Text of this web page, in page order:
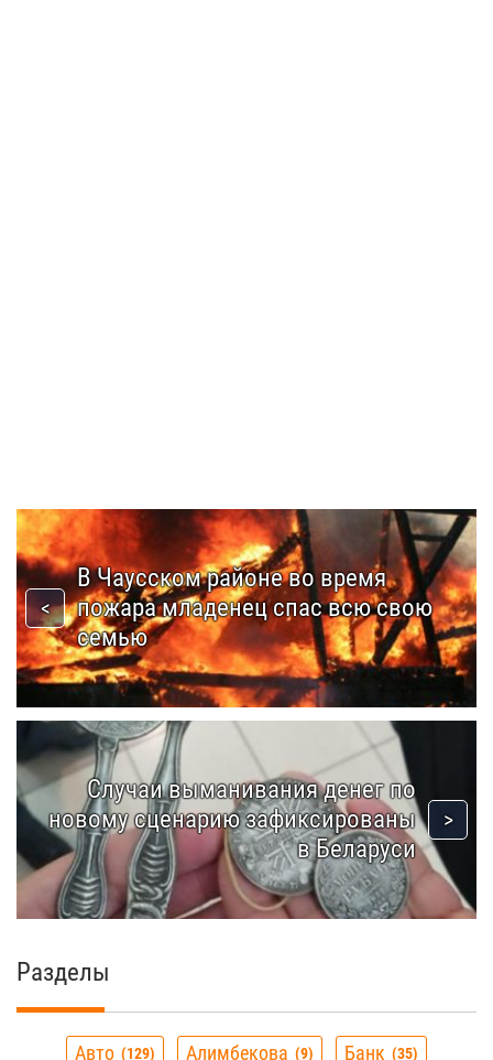
В Чаусском районе во время
пожара младенец спас всю свою
семью
Случаи выманивания денег по
новому сценарию зафиксированы
в Беларуси
Разделы
Авто 129 Алимбекова 9 Банк 35